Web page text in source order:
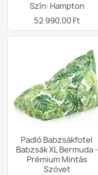
Szín: Hampton
52 990,00 Ft
Padló Babzsákfotel
Babzsák XL Bermuda -
Prémium Mintás
Szövet